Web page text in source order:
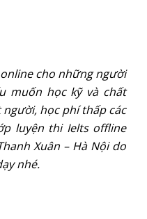
cho những người
muốn học kỹ và chất
học phí thấp các
luyện thi Ielts offline
Xuân – Hà Nội do
nhé.